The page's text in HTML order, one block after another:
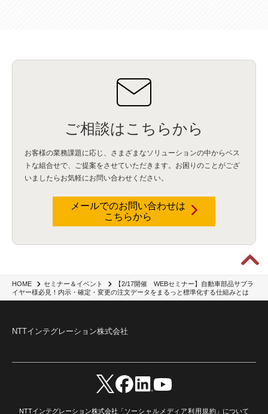
HOME セミナー＆イベント
【2/17開催 WEBセミナー】自動車部品サプラ
イヤー様必見！内示・確定・変更の注文データをまるっと標準化する仕組みとは
ご相談はこちらから
お客様の業務課題に応じ、さまざまなソリューションの中からベス
トな組合せで、 ご提案をさせていただきます。お困りのことがござ
いましたらお気軽にお問い合わせください。
メールでのお問い合わせは
こちらから
NTTインテグレーション株式会社
NTTインテグレーション株式会社「ソーシャルメディア利用規約 」について